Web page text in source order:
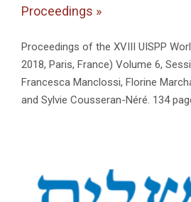
Proceedings »
Proceedings of the XVIII UISPP
2018, Paris, France) Volume 6,
Francesca Manclossi, Florine
and Sylvie Cousseran-Néré. 134